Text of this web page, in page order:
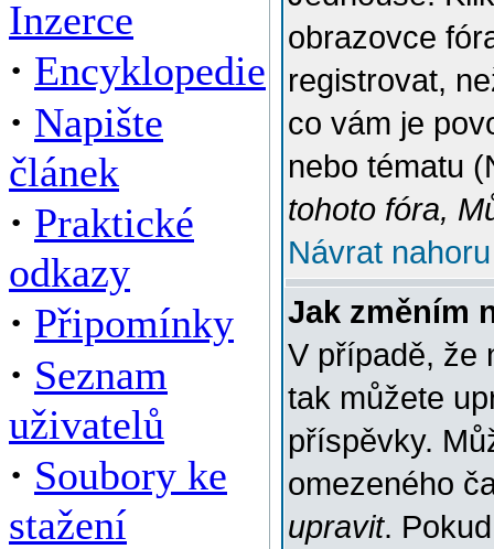
Inzerce
· Encyklopedie
· Napište
článek
· Praktické
odkazy
· Připomínky
· Seznam
uživatelů
· Soubory ke
stažení
obrazovce
registrovat,
co vám je
nebo tématu
tohoto fóra,
Návrat nahoru
Jak změním
V případě, že
tak můžete
příspěvky.
omezeného
upravit.